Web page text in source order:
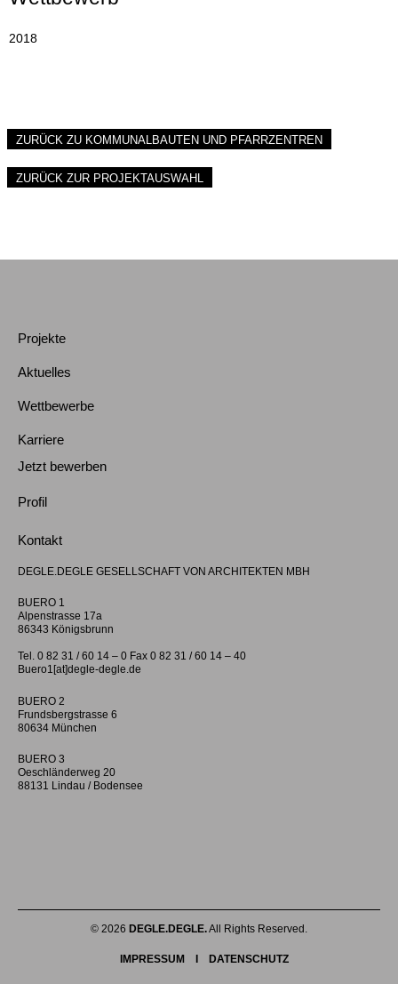
2018
ZURÜCK ZU KOMMUNALBAUTEN UND PFARRZENTREN
ZURÜCK ZUR PROJEKTAUSWAHL
Projekte
Aktuelles
Wettbewerbe
Karriere
Jetzt bewerben
Profil
Kontakt
DEGLE.DEGLE GESELLSCHAFT VON ARCHITEKTEN MBH
BUERO 1
Alpenstrasse 17a
86343 Königsbrunn
Tel. 0 82 31 / 60 14 – 0 Fax 0 82 31 / 60 14 – 40
Buero1[at]degle-degle.de
BUERO 2
Frundsbergstrasse 6
80634 München
BUERO 3
Oeschländerweg 20
88131 Lindau / Bodensee
© 2026 DEGLE.DEGLE.All Rights Reserved.
IMPRESSUM DATENSCHUTZ